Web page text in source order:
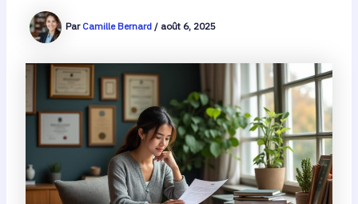
Par Camille Bernard / août 6, 2025